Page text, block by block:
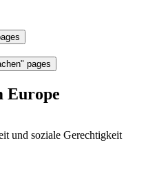
pages
Europe
und soziale Gerechtigkeit